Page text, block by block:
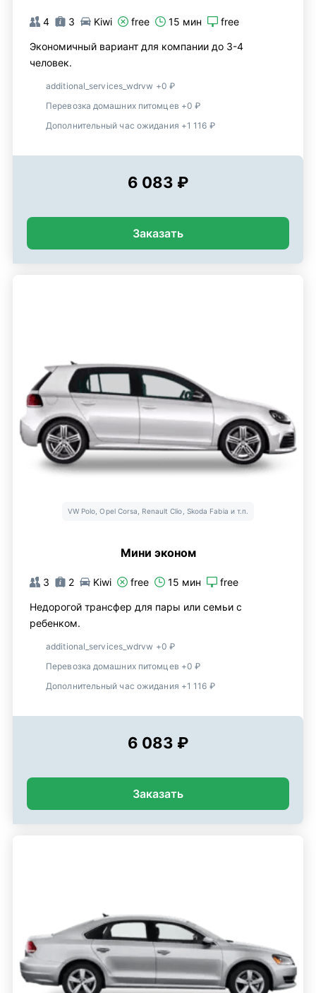
4 3 Kiwi free 15 мин free
Экономичный вариант для компании до 3-4
человек.
additional_services_wdrvw +0 ₽
Перевозка домашних питомцев +0 ₽
Дополнительный час ожидания +1 116 ₽
6 083 ₽
Заказать
VW Polo, Opel Corsa, Renault Clio, Skoda Fabia и т.п.
Мини эконом
3 2 Kiwi free 15 мин free
Недорогой трансфер для пары или семьи с
ребенком.
additional_services_wdrvw +0 ₽
Перевозка домашних питомцев +0 ₽
Дополнительный час ожидания +1 116 ₽
6 083 ₽
Заказать